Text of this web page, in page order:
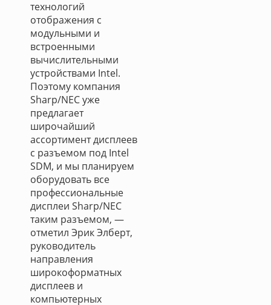
технологий
отображения с
модульными и
встроенными
вычислительными
устройствами Intel.
Поэтому компания
Sharp/NEC уже
предлагает
широчайший
ассортимент дисплеев
с разъемом под Intel
SDM, и мы планируем
оборудовать все
профессиональные
дисплеи Sharp/NEC
таким разъемом, —
отметил Эрик Элберт,
руководитель
направления
широкоформатных
дисплеев и
компьютерных